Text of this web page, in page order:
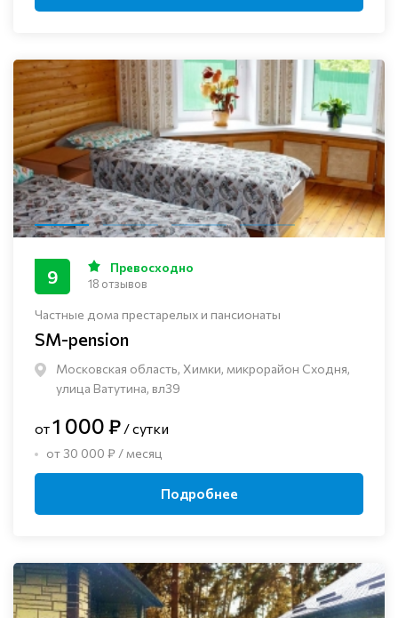
Частные дома престарелых и пансионаты
SM-pension
Московская область, Химки, микрорайон Сходня,
улица Ватутина, вл39
9 Превосходно
18 отзывов
от1 000 ₽ / сутки
от 30 000 ₽ / месяц
Подробнее